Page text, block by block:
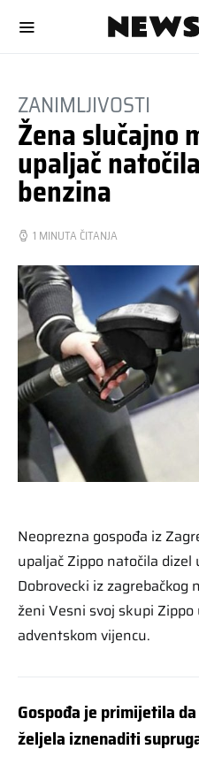
ZANIMLJIVOSTI
Žena slučajno
upaljač
benzina
1 MINUTA ČITANJA
Neoprezna gospođa iz
upaljač Zippo natočila
Dobrovecki iz zagrebačkog
ženi Vesni svoj skupi
adventskom vijencu.
Gospođa je primijetila
željela iznenaditi